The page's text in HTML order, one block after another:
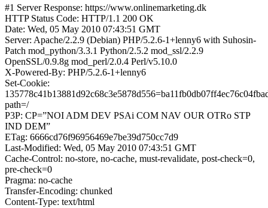
#1 Server Response: https://www.onlinemarketing.dk
HTTP Status Code: HTTP/1.1 200 OK
Date: Wed, 05 May 2010 07:43:51 GMT
Server: Apache/2.2.9 (Debian) PHP/5.2.6-1+lenny6 with Suhosin-
Patch mod_python/3.3.1 Python/2.5.2 mod_ssl/2.2.9
OpenSSL/0.9.8g mod_perl/2.0.4 Perl/v5.10.0
X-Powered-By: PHP/5.2.6-1+lenny6
Set-Cookie:
path=/
P3P: CP=”NOI ADM DEV PSAi COM NAV OUR OTRo STP
IND DEM”
ETag: 6666cd76f96956469e7be39d750cc7d9
Last-Modified: Wed, 05 May 2010 07:43:51 GMT
Cache-Control: no-store, no-cache, must-revalidate, post-check=0,
pre-check=0
Pragma: no-cache
Transfer-Encoding: chunked
Content-Type: text/html